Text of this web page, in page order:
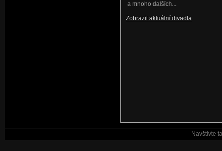
a mnoho dalších...
Zobrazit aktuální divadla
Navštivte